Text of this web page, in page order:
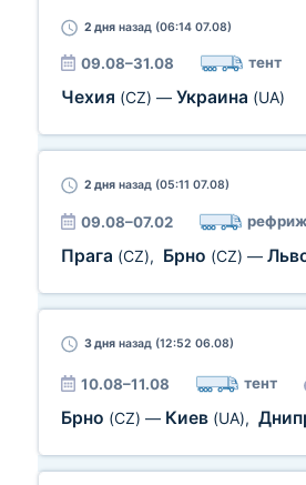
2 дня назад (06:14 07.08)
09.08–31.08 тент
Чехия (CZ) — Украина (UA)
2 дня назад (05:11 07.08)
09.08–07.02
Прага (CZ), Брно (CZ) —
3 дня назад (12:52 06.08)
10.08–11.08 тент
Брно (CZ) — Киев (UA),